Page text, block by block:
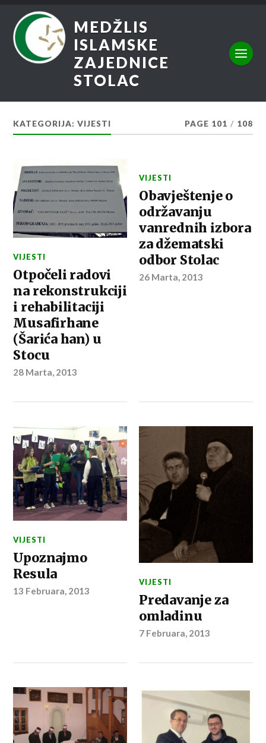
MEDŽLIS
ISLAMSKE
ZAJEDNICE
STOLAC
KATEGORIJA:VIJESTI PAGE 101 / 108
VIJESTI
Otpočeli radovi
na rekonstrukciji
i rehabilitaciji
Musafirhane
(Šarića han) u
Stocu
28 Marta, 2013
VIJESTI
Obavještenje o
održavanju
vanrednih izbora
za džematski
odbor Stolac
26 Marta, 2013
VIJESTI
Upoznajmo
Resula
13 Februara, 2013
VIJESTI
Predavanje za
omladinu
7 Februara, 2013